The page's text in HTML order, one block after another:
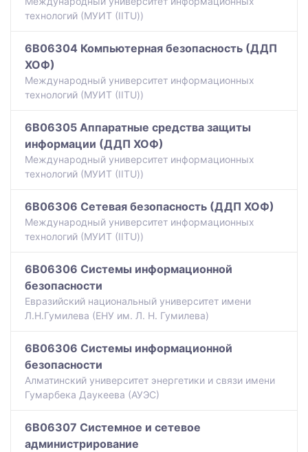
технологий (МУИТ (IITU))
6B06304 Компьютерная безопасность (ДДП
ХОФ)
Международный университет информационных
технологий (МУИТ (IITU))
6B06305 Аппаратные средства защиты
информации (ДДП ХОФ)
Международный университет информационных
технологий (МУИТ (IITU))
6B06306 Сетевая безопасность (ДДП ХОФ)
Международный университет информационных
технологий (МУИТ (IITU))
6B06306 Системы информационной
безопасности
Евразийский национальный университет имени
Л.Н.Гумилева (ЕНУ им. Л. Н. Гумилева)
6B06306 Системы информационной
безопасности
Алматинский университет энергетики и связи имени
Гумарбека Даукеева (АУЭС)
6B06307 Системное и сетевое
администрирование